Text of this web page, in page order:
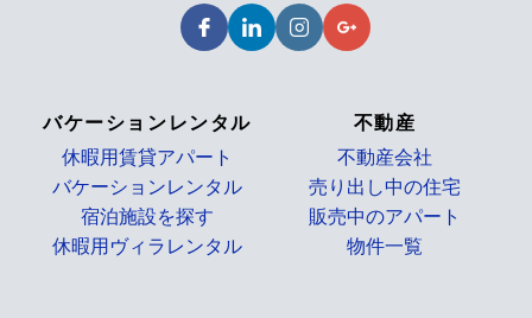
バケーションレンタル
休暇用賃貸アパート
バケーションレンタル
宿泊施設を探す
休暇用ヴィラレンタル
不動産
不動産会社
売り出し中の住宅
販売中のアパート
物件一覧